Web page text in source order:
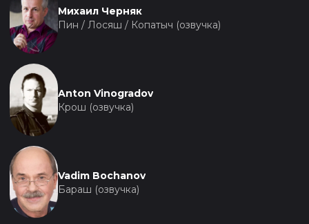
Михаил Черняк
Пин / Лосяш / Копатыч (озвучка)
Anton Vinogradov
Крош (озвучка)
Vadim Bochanov
Бараш (озвучка)